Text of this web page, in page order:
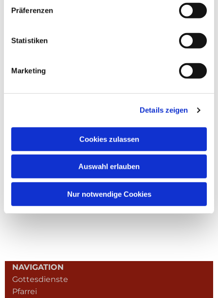
Präferenzen
Statistiken
Marketing
Details zeigen
Cookies zulassen
Auswahl erlauben
Nur notwendige Cookies
NAVIGATION
Gottesdienste
Pfarrei